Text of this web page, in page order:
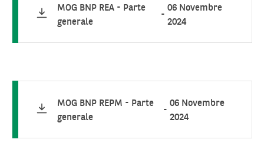
MOG BNP REA - Parte
generale
-
06 Novembre
2024
MOG BNP REPM - Parte
generale
-
06 Novembre
2024